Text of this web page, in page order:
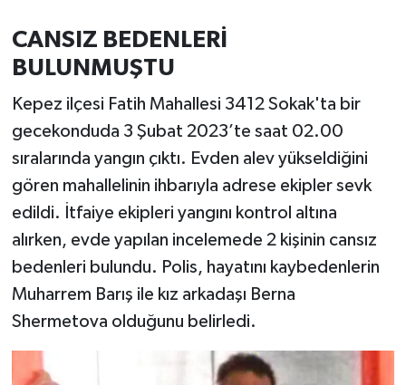
CANSIZ BEDENLERİ
BULUNMUŞTU
Kepez ilçesi Fatih Mahallesi 3412 Sokak'ta bir
gecekonduda 3 Şubat 2023’te saat 02.00
sıralarında yangın çıktı. Evden alev yükseldiğini
gören mahallelinin ihbarıyla adrese ekipler sevk
edildi. İtfaiye ekipleri yangını kontrol altına
alırken, evde yapılan incelemede 2 kişinin cansız
bedenleri bulundu. Polis, hayatını kaybedenlerin
Muharrem Barış ile kız arkadaşı Berna
Shermetova olduğunu belirledi.